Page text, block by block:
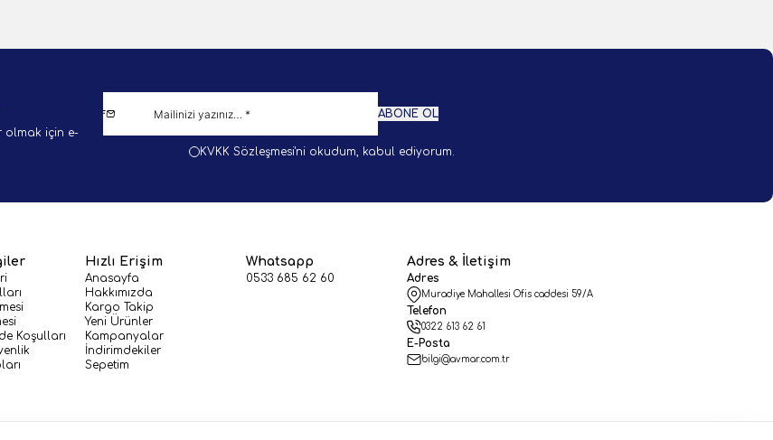
olmak için e-
ABONE OL
KVKK Sözleşmesi'ni okudum, kabul ediyorum.
Koşulları
Hızlı Erişim
Anasayfa
Hakkımızda
Kargo Takip
Yeni Ürünler
Kampanyalar
İndirimdekiler
Sepetim
Whatsapp
0533 685 62 60
Adres & İletişim
Adres
Muradiye Mahallesi Ofis caddesi 59/A
Telefon
0322 613 62 61
E-Posta
bilgi@avmar.com.tr